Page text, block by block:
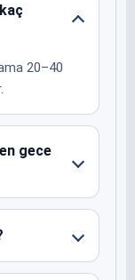
20–40
gece